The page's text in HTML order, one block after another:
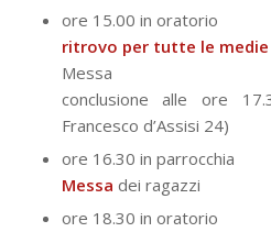
ore 15.00 in oratorio
ritrovo per tutte le medie
Messa
conclusione alle ore
Francesco d’Assisi 24)
ore 16.30 in parrocchia
Messa dei ragazzi
ore 18.30 in oratorio